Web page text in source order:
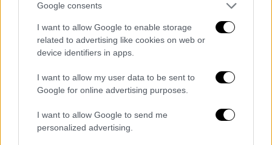
Google consents
I want to allow Google to enable storage
related to advertising like cookies on web or
device identifiers in apps.
I want to allow my user data to be sent to
Google for online advertising purposes.
I want to allow Google to send me
personalized advertising.
Ελλάδα|19.02.2026 15:11
Φυλάκιση 20 μηνών εξαγοράσιμη στην
τραγουδίστρια που έπεσε πάνω σε 5
Οι ισχυρισμοί της κατηγορουμένης
προκάλεσαν συχνά την παρέμβαση της έδρας